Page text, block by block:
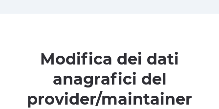
Modifica dei dati
anagrafici del
provider/maintainer